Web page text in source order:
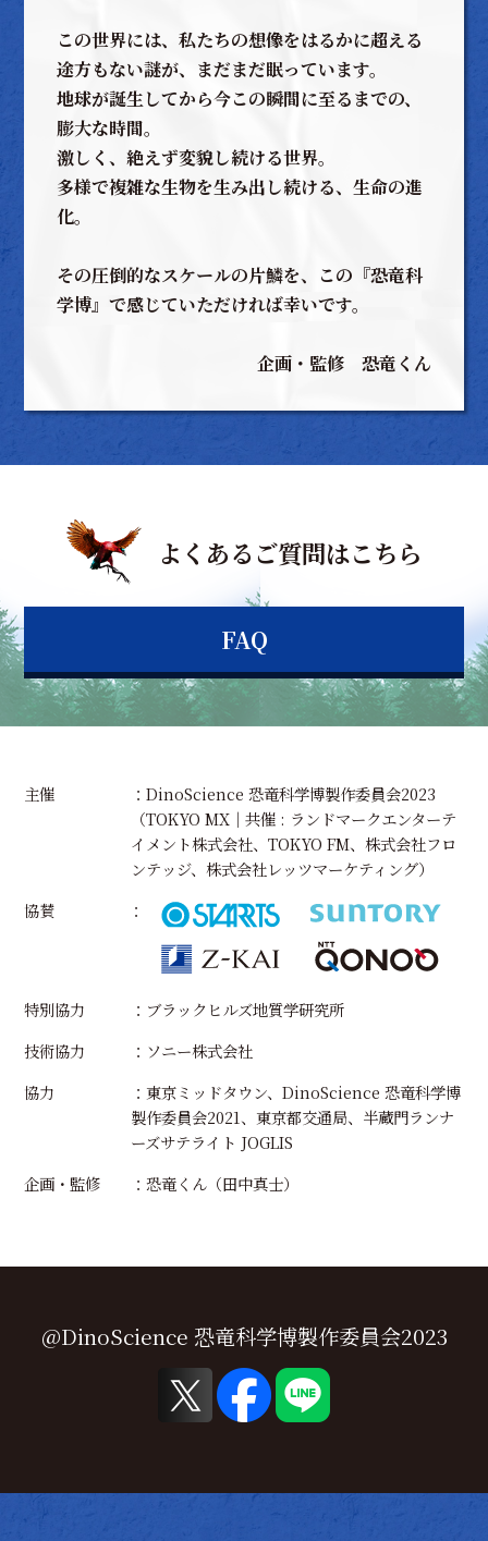
この世界には、私たちの想像をはるかに超える
途方もない謎が、まだまだ眠っています。
地球が誕生してから今この瞬間に至るまでの、
膨大な時間。
激しく、絶えず変貌し続ける世界。
多様で複雑な生物を生み出し続ける、生命の進
化。
その圧倒的なスケールの片鱗を、この『恐竜科
学博』で感じていただければ幸いです。
企画・監修 恐竜くん
よくあるご質問はこちら
FAQ
主催
：DinoScience 恐竜科学博製作委員会2023
（TOKYO MX｜共催 : ランドマークエンターテ
イメント株式会社、TOKYO FM、株式会社フロ
ンテッジ、株式会社レッツマーケティング）
協賛
特別協力
：ブラックヒルズ地質学研究所
技術協力
：ソニー株式会社
協力
：東京ミッドタウン、DinoScience 恐竜科学博
製作委員会2021、東京都交通局、半蔵門ランナ
ーズサテライト JOGLIS
企画・監修
：恐竜くん（田中真士）
@DinoScience 恐竜科学博製作委員会2023